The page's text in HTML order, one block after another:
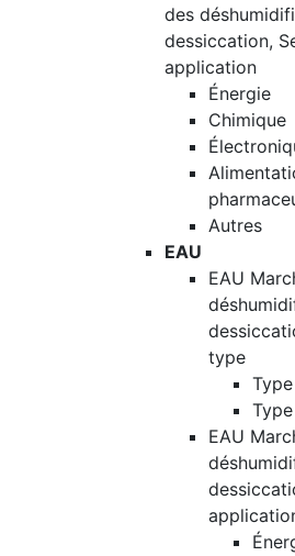
des
dessiccation,
application
Énergie
Chimique
Autres
EAU
EAU
type
EAU